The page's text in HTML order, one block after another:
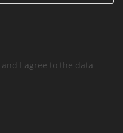
and I agree to the data